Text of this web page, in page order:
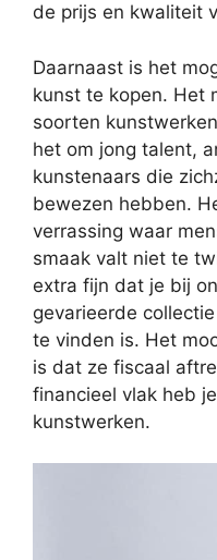
de prijs en kwaliteit
Daarnaast is het
kunst te kopen. Het
soorten
het om jong talent,
kunstenaars die
bewezen hebben.
verrassing waar
smaak valt niet te
extra fijn dat je bij
gevarieerde
te vinden is. Het
is dat ze fiscaal
financieel vlak heb
kunstwerken.